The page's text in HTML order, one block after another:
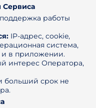
Сервиса
работы
IP-адрес, cookie,
система,
и в приложении.
интерес Оператора,
больший срок не